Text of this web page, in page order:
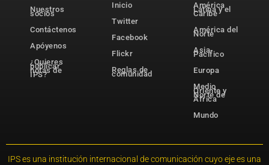
Nuestros
socios
Contáctenos
Apóyenos
¿Quieres
publicar
notas de
IPS?
Inicio
Twitter
Facebook
Flickr
Reglas de
comunidad
América
Latina y el
Caribe
América del
Norte
Asia-
Pacífico
Europa
Medio
Oriente y
Norte de
África
Mundo
IPS es una institución internacional de comunicación cuyo eje es una